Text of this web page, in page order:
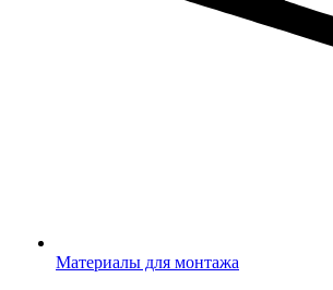
Материалы для монтажа